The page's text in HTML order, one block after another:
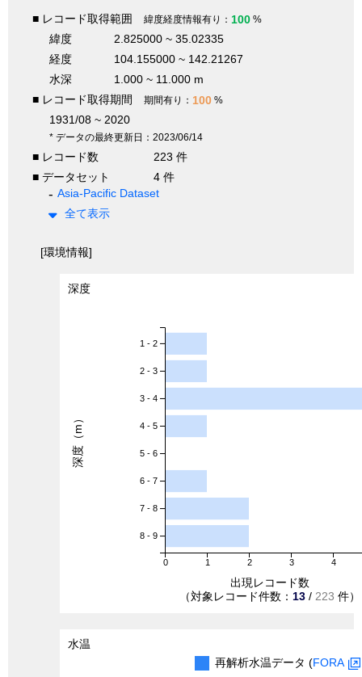
■ レコード取得範囲 緯度経度情報有り： 100 %
緯度
2.825000 ~ 35.02335
経度
104.155000 ~ 142.21267
水深
1.000 ~ 11.000 m
■ レコード取得期間
期間有り： 100 %
1931/08 ~ 2020
* データの最終更新日：2023/06/14
■ レコード数
223 件
■ データセット
4 件
Asia-Pacific Dataset
全て表示
[環境情報]
深度
0 1 2 3 4
1 - 2
2 - 3
3 - 4
4 - 5
5 - 6
6 - 7
7 - 8
8 - 9
出現レコード数
（対象レコード件数： 13 / 223 件）
深度（m）
水温
再解析水温データ (FORA